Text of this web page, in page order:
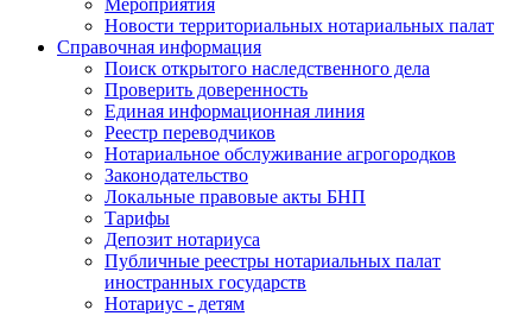
Мероприятия
Новости территориальных нотариальных палат
Справочная информация
Поиск открытого наследственного дела
Проверить доверенность
Единая информационная линия
Реестр переводчиков
Нотариальное обслуживание агрогородков
Законодательство
Локальные правовые акты БНП
Тарифы
Депозит нотариуса
Публичные реестры нотариальных палат
иностранных государств
Нотариус - детям